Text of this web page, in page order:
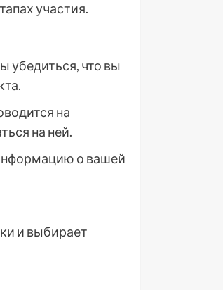
участия.
убедиться, что вы
на
на ней.
о вашей
и выбирает